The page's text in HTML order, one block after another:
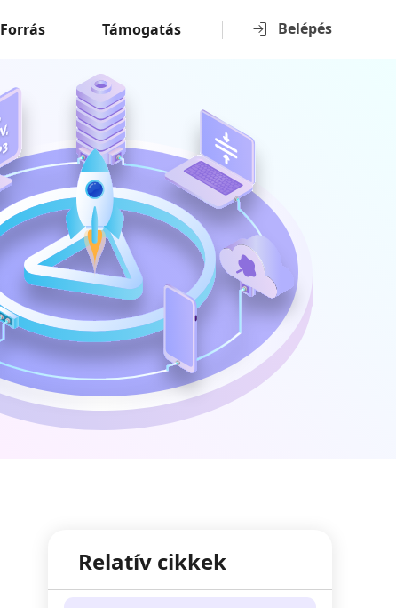
Belépés
Forrás Támogatás
Relatív cikkek